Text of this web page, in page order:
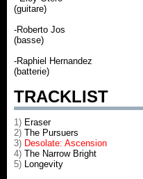
(guitare)
-Roberto Jos
(basse)
-Raphiel Hernandez
(batterie)
TRACKLIST
1) Eraser
2) The Pursuers
3) Desolate: Ascension
4) The Narrow Bright
5) Longevity